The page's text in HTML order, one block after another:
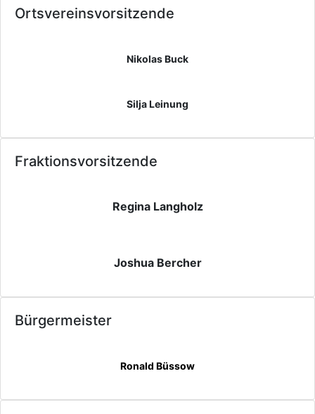
Ortsvereinsvorsitzende
Nikolas Buck
Silja Leinung
Fraktionsvorsitzende
Regina Langholz
Joshua Bercher
Bürgermeister
Ronald Büssow